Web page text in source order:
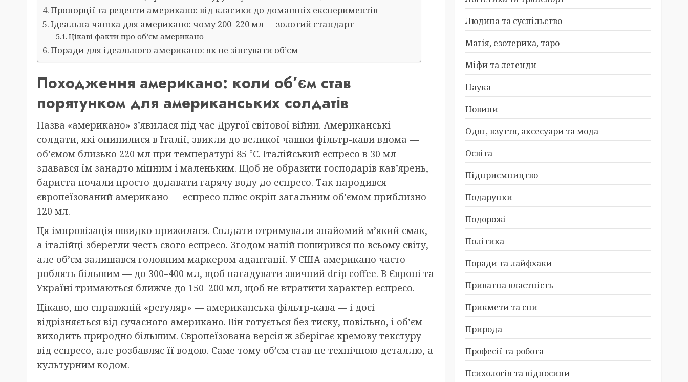
Пропорції та рецепти американо: від класики до домашніх експериментів
Ідеальна чашка для американо: чому 200–220 мл — золотий стандарт
Цікаві факти про об’єм американо
Поради для ідеального американо: як не зіпсувати об’єм
Походження американо: коли об’єм став
порятунком для американських солдатів
Назва «американо» з’явилася під час Другої світової війни. Американські
солдати, які опинилися в Італії, звикли до великої чашки фільтр-кави вдома —
об’ємом близько 220 мл при температурі 85 °C. Італійський еспресо в 30 мл
здавався їм занадто міцним і маленьким. Щоб не образити господарів кав’ярень,
бариста почали просто додавати гарячу воду до еспресо. Так народився
європеїзований американо — еспресо плюс окріп загальним об’ємом приблизно
120 мл.
Ця імпровізація швидко прижилася. Солдати отримували знайомий м’який смак,
а італійці зберегли честь свого еспресо. Згодом напій поширився по всьому світу,
але об’єм залишався головним маркером адаптації. У США американо часто
роблять більшим — до 300–400 мл, щоб нагадувати звичний drip coffee. В Європі та
Україні тримаються ближче до 150–200 мл, щоб не втратити характер еспресо.
Цікаво, що справжній «регуляр» — американська фільтр-кава — і досі
відрізняється від сучасного американо. Він готується без тиску, повільно, і об’єм
виходить природно більшим. Європеїзована версія ж зберігає кремову текстуру
від еспресо, але розбавляє її водою. Саме тому об’єм став не технічною деталлю, а
культурним кодом.
Людина та суспільство
Магія, езотерика, таро
Міфи та легенди
Наука
Новини
Одяг, взуття, аксесуари та мода
Освіта
Підприємництво
Подарунки
Подорожі
Політика
Поради та лайфхаки
Приватна властність
Прикмети та сни
Природа
Професії та робота
Психологія та відносини